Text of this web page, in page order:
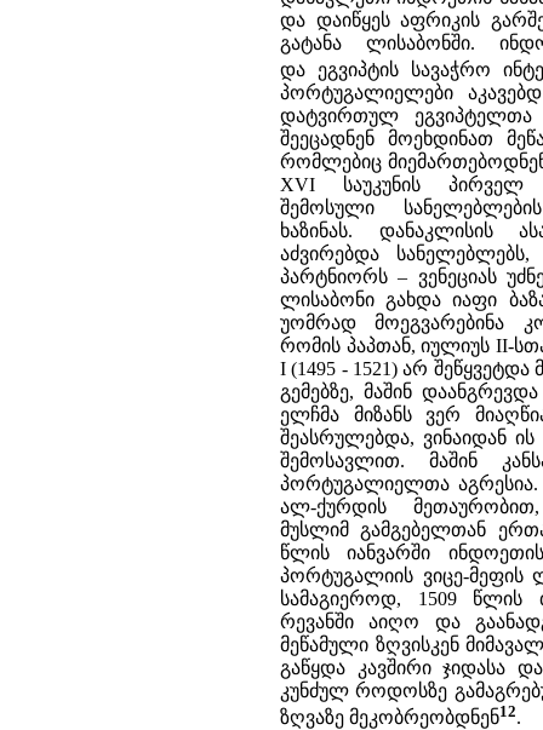
და დაიწყეს აფრიკის
გატანა ლისაბონში.
და ეგვიპტის სავაჭრო
პორტუგალიელები
დატვირთულ ეგვიპტელთა
შეეცადნენ მოეხდინათ
რომლებიც
XVI საუკუნის პირველ
შემოსული
ხაზინას. დანაკლისის
აძვირებდა
პარტნიორს – ვენეციას
ლისაბონი გახდა იაფი
უომრად მოეგვარებინა
რომის პაპთან, იულიუს II-
I (1495 - 1521) არ
გემებზე, მაშინ
ელჩმა მიზანს ვერ
შეასრულებდა, ვინაიდან
შემოსავლით. მაშინ
პორტუგალიელთა აგრესია.
ალ-ქურდის
მუსლიმ გამგებელთან
წლის იანვარში
პორტუგალიის ვიცე-
სამაგიეროდ, 1509
რევანში აიღო და
მეწამული ზღვისკენ
გაწყდა კავშირი ჯიდასა
კუნძულ როდოსზე
ზღვაზე მეკობრეობდნენ12.